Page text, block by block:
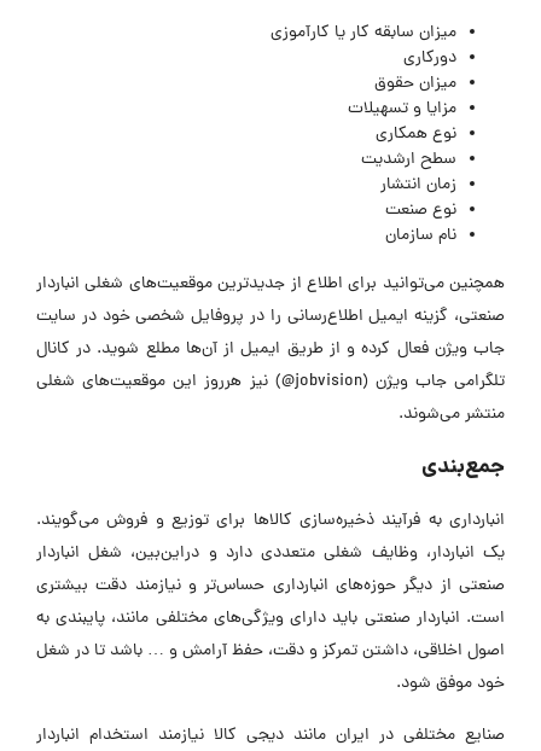
میزان سابقه کار یا کارآموزی
دورکاری
میزان حقوق
مزایا و تسهیلات
نوع همکاری
سطح ارشدیت
زمان انتشار
نوع صنعت
نام سازمان
همچنین می‌توانید برای اطلاع از جدیدترین موقعیت‌های شغلی انباردار
صنعتی، گزینه ایمیل اطلاع‌رسانی را در پروفایل شخصی خود در سایت
جاب ویژن فعال کرده و از طریق ایمیل از آن‌ها مطلع شوید. در کانال
تلگرامی جاب ویژن (jobvision@) نیز هرروز این موقعیت‌های شغلی
منتشر می‌شوند.
جمع‌بندی
انبارداری به فرآیند ذخیره‌سازی کالاها برای توزیع و فروش می‌گویند.
یک انباردار، وظایف شغلی متعددی دارد و دراین‌بین، شغل انباردار
صنعتی از دیگر حوزه‌های انبارداری حساس‌تر و نیازمند دقت بیشتری
است. انباردار صنعتی باید دارای ویژگی‌های مختلفی مانند، پایبندی به
اصول اخلاقی، داشتن تمرکز و دقت، حفظ آرامش و … باشد تا در شغل
خود موفق شود.
صنایع مختلفی در ایران مانند دیجی کالا نیازمند استخدام انباردار